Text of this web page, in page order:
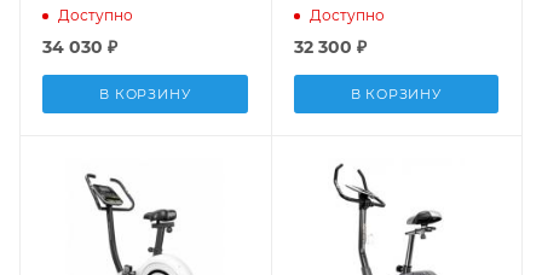
Доступно
34 030 ₽
В КОРЗИНУ
Доступно
32 300 ₽
В КОРЗИНУ